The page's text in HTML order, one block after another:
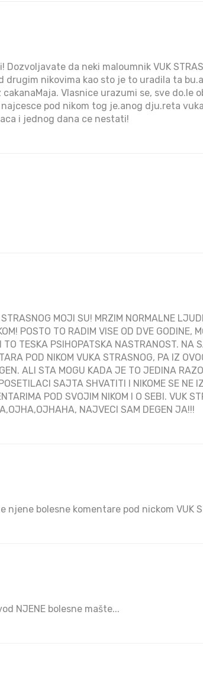
Dozvoljavate da neki maloumnik VUK
nikovima kao sto je to uradila ta
Vlasnice urazumi se, sve do.le
pod nikom tog je.anog dju.reta
i jednog dana ce nestati!
MOJI SU! MRZIM NORMALNE
POSTO TO RADIM VISE OD DVE GODINE,
TO TESKA PSIHOPATSKA NASTRANOST. NA
POD NIKOM VUKA STRASNOG, PA IZ
ALI STA MOGU KADA JE TO JEDINA
SAJTA SHVATITI I NIKOME SE NE
POD SVOJIM NIKOM I O SEBI. VUK
NAJVECI SAM DEGEN JA!!!
njene bolesne komentare pod nickom VUK
NJENE bolesne mašte...